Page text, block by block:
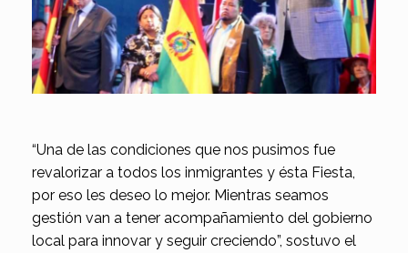
“Una de las condiciones que nos pusimos fue
revalorizar a todos los inmigrantes y ésta Fiesta,
por eso les deseo lo mejor. Mientras seamos
gestión van a tener acompañamiento del gobierno
local para innovar y seguir creciendo”, sostuvo el